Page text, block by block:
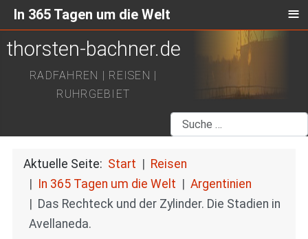
thorsten-bachner.de
RADFAHREN | REISEN |
RUHRGEBIET
Suchen
Aktuelle Seite: Start
Reisen
In 365 Tagen um die Welt
Argentinien
Das Rechteck und der Zylinder. Die Stadien in
Avellaneda.
In 365 Tagen um die Welt ≡